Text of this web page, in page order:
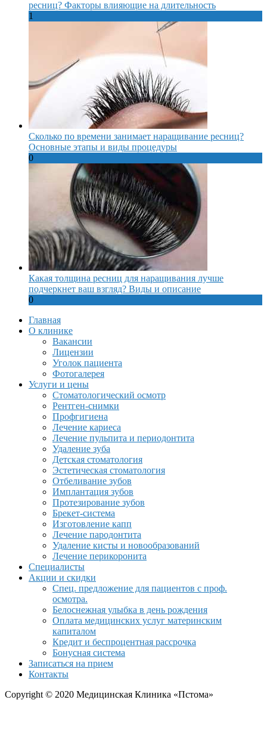
ресниц? Факторы влияющие на длительность
1
Сколько по времени занимает наращивание ресниц?
Основные этапы и виды процедуры
0
Какая толщина ресниц для наращивания лучше
подчеркнет ваш взгляд? Виды и описание
0
Главная
О клинике
Вакансии
Лицензии
Уголок пациента
Фотогалерея
Услуги и цены
Стоматологический осмотр
Рентген-снимки
Профгигиена
Лечение кариеса
Лечение пульпита и периодонтита
Удаление зуба
Детская стоматология
Эстетическая стоматология
Отбеливание зубов
Имплантация зубов
Протезирование зубов
Брекет-система
Изготовление капп
Лечение пародонтита
Удаление кисты и новообразований
Лечение перикоронита
Специалисты
Акции и скидки
Спец. предложение для пациентов с проф.
осмотра.
Белоснежная улыбка в день рождения
Оплата медицинских услуг материнским
капиталом
Кредит и беспроцентная рассрочка
Бонусная система
Записаться на прием
Контакты
Copyright © 2020 Медицинская Клиника «Пстома»